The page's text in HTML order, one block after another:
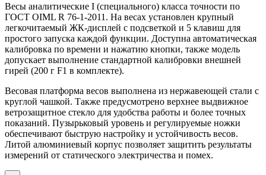
Весы аналитические I (специального) класса точности по
ГОСТ OIML R 76-1-2011. На весах установлен крупный
легкочитаемый ЖК-дисплей с подсветкой и 5 клавиш для
простого запуска каждой функции. Доступна автоматическая
калибровка по времени и нажатию кнопки, также модель
допускает выполнение стандартной калибровки внешней
гирей (200 г F1 в комплекте).
Весовая платформа весов выполнена из нержавеющей стали с
круглой чашкой. Также предусмотрено верхнее выдвижное
ветрозащитное стекло для удобства работы и более точных
показаний. Пузырьковый уровень и регулируемые ножки
обеспечивают быструю настройку и устойчивость весов.
Литой алюминиевый корпус позволяет защитить результаты
измерений от статического электричества и помех.